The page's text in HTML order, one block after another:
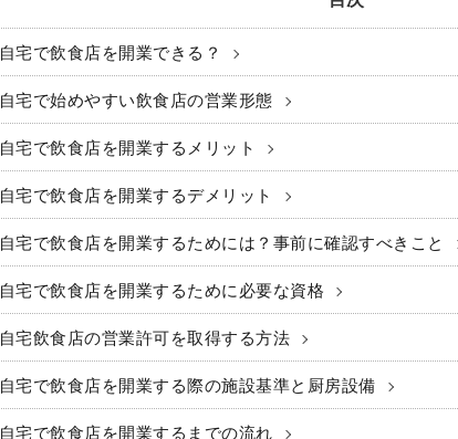
自宅で飲食店を開業できる？
自宅で始めやすい飲食店の営業形態
自宅で飲食店を開業するメリット
自宅で飲食店を開業するデメリット
自宅で飲食店を開業するためには？事前に確認すべきこと
自宅で飲食店を開業するために必要な資格
自宅飲食店の営業許可を取得する方法
自宅で飲食店を開業する際の施設基準と厨房設備
自宅で飲食店を開業するまでの流れ